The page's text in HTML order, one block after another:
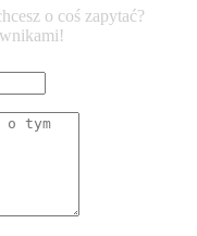
o coś zapytać?